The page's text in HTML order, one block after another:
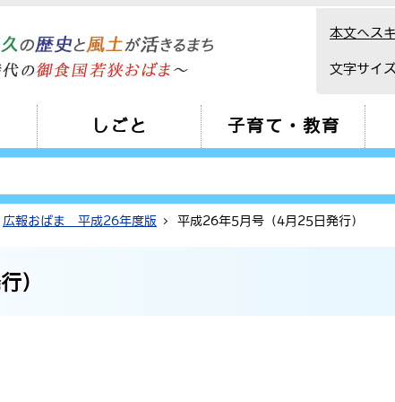
本文へス
文字サイ
しごと 子育て・教育
広報おばま 平成26年度版 平成26年5月号（4月25日発行）
）